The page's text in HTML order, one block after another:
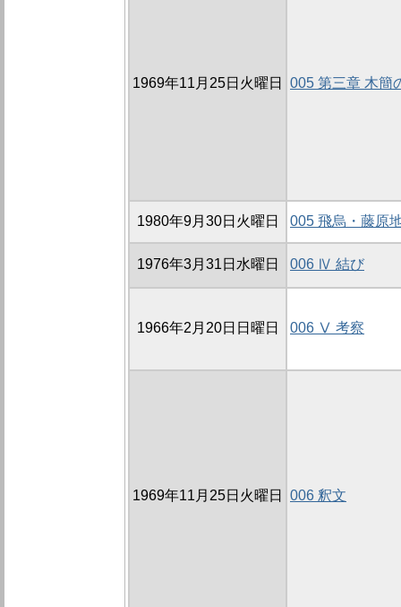
1969年11月25日火曜日 005 第三章 木簡
1980年9月30日火曜日 005 飛烏・藤原
1976年3月31日水曜日 006 Ⅳ 結び
1966年2月20日日曜日 006 Ⅴ 考察
1969年11月25日火曜日 006 釈文